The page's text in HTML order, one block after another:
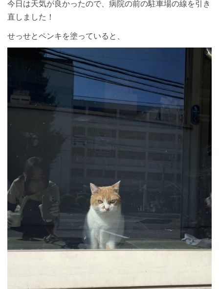
今日は天気が良かったので、病院の前の駐車場の線を引き
直しました！
せっせとペンキを塗っていると、